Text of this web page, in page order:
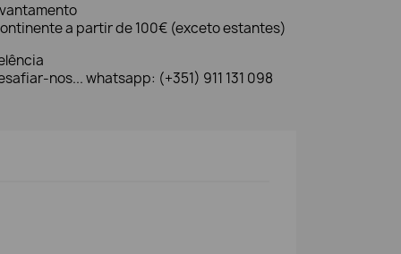
a partir de 100€ (exceto estantes)
nos... whatsapp: (+351) 911 131 098